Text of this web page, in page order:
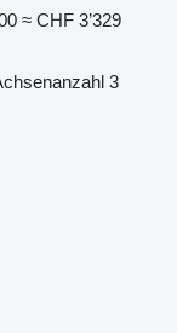
≈ CHF 3’329
3